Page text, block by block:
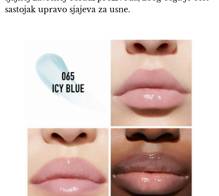
sastojak upravo sjajeva za usne.